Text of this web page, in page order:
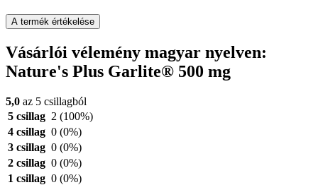
A termék értékelése
Vásárlói vélemény magyar nyelven:
Nature's Plus Garlite® 500 mg
5,0 az 5 csillagból
5 csillag 2 (100%)
4 csillag 0 (0%)
3 csillag 0 (0%)
2 csillag 0 (0%)
1 csillag 0 (0%)